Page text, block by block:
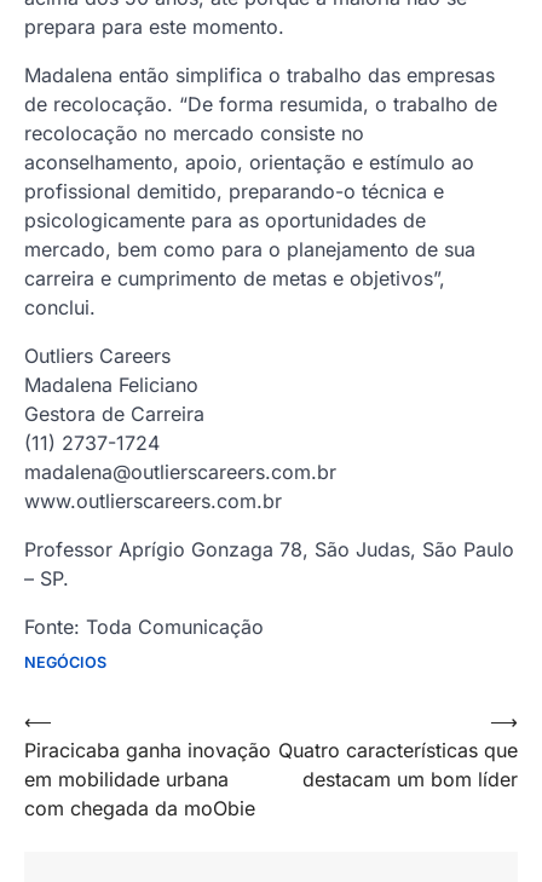
prepara para este momento.
Madalena então simplifica o trabalho das empresas
de recolocação. “De forma resumida, o trabalho de
recolocação no mercado consiste no
aconselhamento, apoio, orientação e estímulo ao
profissional demitido, preparando-o técnica e
psicologicamente para as oportunidades de
mercado, bem como para o planejamento de sua
carreira e cumprimento de metas e objetivos”,
conclui.
Outliers Careers
Madalena Feliciano
Gestora de Carreira
(11) 2737-1724
madalena@outlierscareers.com.br
www.outlierscareers.com.br
Professor Aprígio Gonzaga 78, São Judas, São Paulo
– SP.
Fonte: Toda Comunicação
NEGÓCIOS
Navegação
de
artigos
⟵
Piracicaba ganha inovação
em mobilidade urbana
com chegada da moObie
Quatro características que
destacam um bom líder
⟶